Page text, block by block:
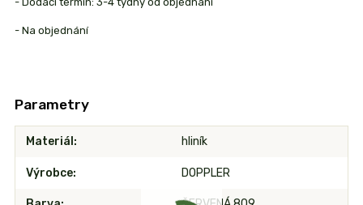
- Na objednání
Parametry
Materiál hliník
Výrobce DOPPLER